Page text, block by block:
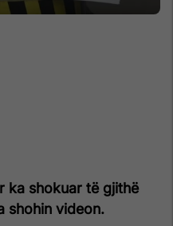
ka shokuar të gjithë
shohin videon.